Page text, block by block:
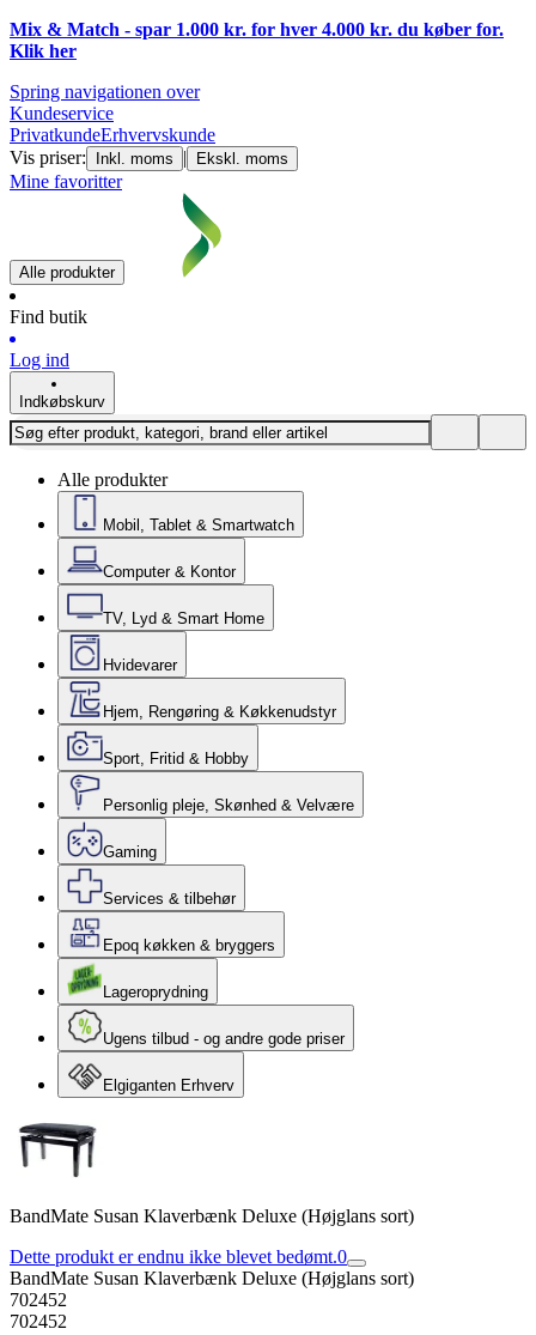
Mix & Match - spar 1.000 kr. for hver 4.000 kr. du køber for.
Klik her
Spring navigationen over
Kundeservice
PrivatkundeErhvervskunde
Vis priser:
Inkl. moms | Ekskl. moms
Mine favoritter
Alle produkter
Find butik
Log ind
Indkøbskurv
Alle produkter
Mobil, Tablet & Smartwatch
Computer & Kontor
TV, Lyd & Smart Home
Hvidevarer
Hjem, Rengøring & Køkkenudstyr
Sport, Fritid & Hobby
Personlig pleje, Skønhed & Velvære
Gaming
Services & tilbehør
Epoq køkken & bryggers
Lageroprydning
Ugens tilbud - og andre gode priser
Elgiganten Erhverv
BandMate Susan Klaverbænk Deluxe (Højglans sort)
Dette produkt er endnu ikke blevet bedømt.0
BandMate Susan Klaverbænk Deluxe (Højglans sort)
702452
702452